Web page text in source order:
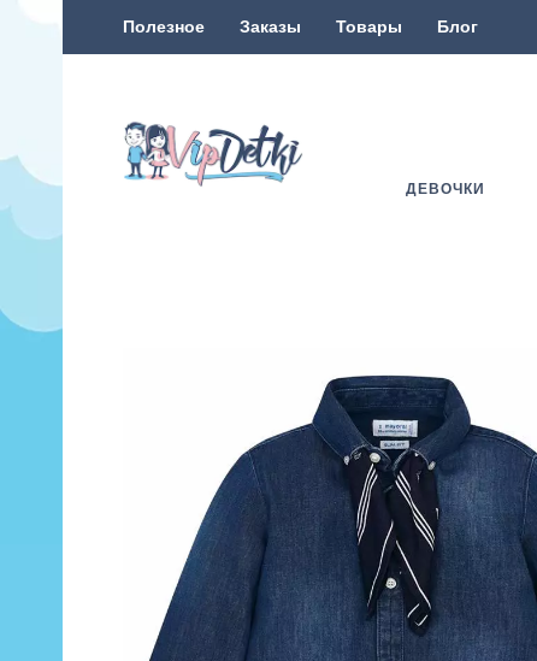
Полезное Заказы Товары Блог
ДЕВОЧКИ